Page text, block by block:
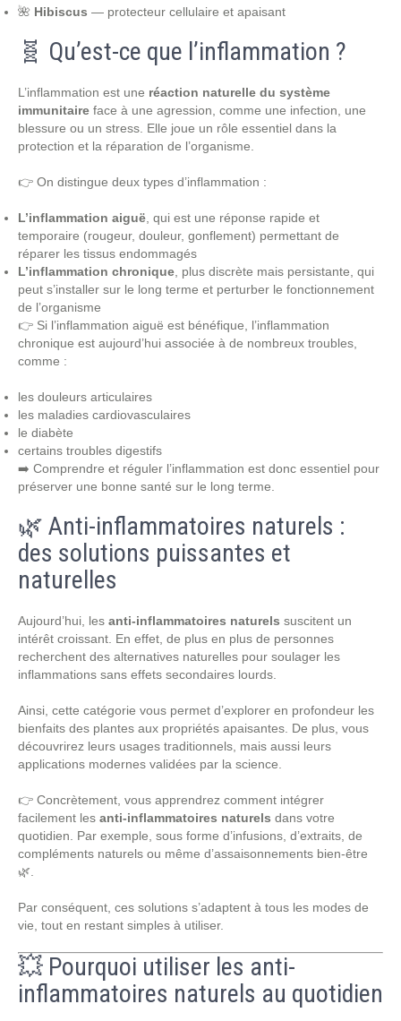
🌺 Hibiscus — protecteur cellulaire et apaisant
🧬 Qu’est-ce que l’inflammation ?
L’inflammation est une réaction naturelle du système
immunitaire face à une agression, comme une infection, une
blessure ou un stress. Elle joue un rôle essentiel dans la
protection et la réparation de l’organisme.
👉 On distingue deux types d’inflammation :
L’inflammation aiguë , qui est une réponse rapide et
temporaire (rougeur, douleur, gonflement) permettant de
réparer les tissus endommagés
L’inflammation chronique , plus discrète mais persistante, qui
peut s’installer sur le long terme et perturber le fonctionnement
de l’organisme
👉 Si l’inflammation aiguë est bénéfique, l’inflammation
chronique est aujourd’hui associée à de nombreux troubles,
comme :
les douleurs articulaires
les maladies cardiovasculaires
le diabète
certains troubles digestifs
➡️ Comprendre et réguler l’inflammation est donc essentiel pour
préserver une bonne santé sur le long terme.
🌿 Anti-inflammatoires naturels :
des solutions puissantes et
naturelles
Aujourd’hui, les anti-inflammatoires naturels suscitent un
intérêt croissant. En effet, de plus en plus de personnes
recherchent des alternatives naturelles pour soulager les
inflammations sans effets secondaires lourds.
Ainsi, cette catégorie vous permet d’explorer en profondeur les
bienfaits des plantes aux propriétés apaisantes. De plus, vous
découvrirez leurs usages traditionnels, mais aussi leurs
applications modernes validées par la science.
👉 Concrètement, vous apprendrez comment intégrer
facilement les anti-inflammatoires naturels dans votre
quotidien. Par exemple, sous forme d’infusions, d’extraits, de
compléments naturels ou même d’assaisonnements bien-être
🌿.
Par conséquent, ces solutions s’adaptent à tous les modes de
vie, tout en restant simples à utiliser.
💥 Pourquoi utiliser les anti-
inflammatoires naturels au quotidien